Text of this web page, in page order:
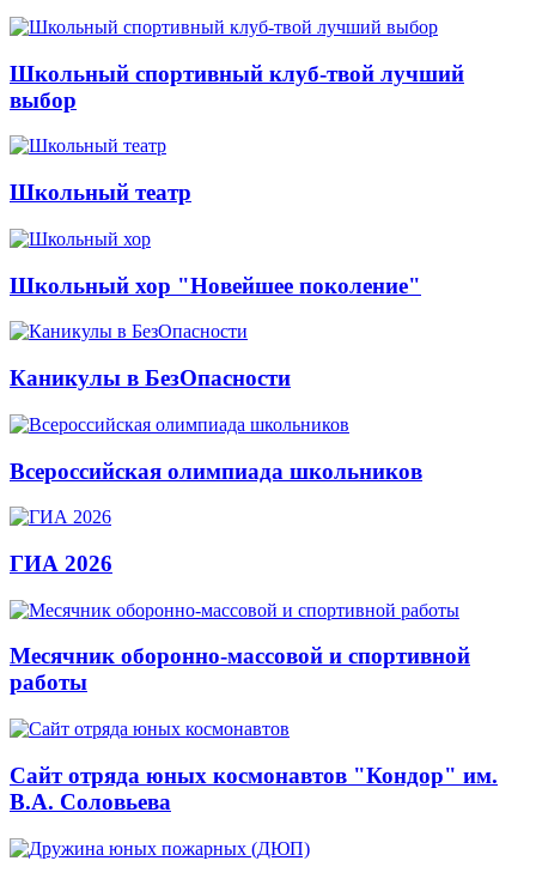
Школьный спортивный клуб-твой лучший
выбор
Школьный театр
Школьный хор "Новейшее поколение"
Каникулы в БезОпасности
Всероссийская олимпиада школьников
ГИА 2026
Месячник оборонно-массовой и спортивной
работы
Сайт отряда юных космонавтов "Кондор" им.
В.А. Соловьева